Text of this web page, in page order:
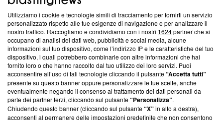
Questa sezione offre informazioni trasparenti su Blasting
News, sui nostri processi editoriali e su come ci impegniamo a
creare news di qualità. Inoltre, afferma la nostra aderenza a
‘Trust Project - News with Integrity’Blasting News non è
ancora membro del programma, ma ha richiesto di farne
parte; Trust Project non ha ancora effettuato una verifica di
conformità agli standard.
Su di noi
Utilizziamo i cookie e tecnologie simili di tracciamento per fornirti un servizio
personalizzato rispetto alle tue esigenze di navigazione e per analizzare il
nostro traffico. Raccogliamo e condividiamo con i nostri 1624partner che si
occupano di analisi dei dati web, pubblicità e social media, alcune
informazioni sul tuo dispositivo, come l’indirizzo IP e le caratteristiche del tuo
dispositivo, i quali potrebbero combinarle con altre informazioni che hai
fornito loro o che hanno raccolto dal tuo utilizzo dei loro servizi. Puoi
acconsentire all’uso di tali tecnologie cliccando il pulsante“Accetta tutti”
presente su questo banner oppure personalizzare le tue scelte, anche
eventualmente negando il consenso al trattamento dei dati personali da
parte dei partner terzi, cliccando sul pulsante“Personalizza”.
Chiudendo questo banner (cliccando sul pulsante“X”in alto a destra),
acconsenti al permanere delle impostazioni predefinite che non consentono